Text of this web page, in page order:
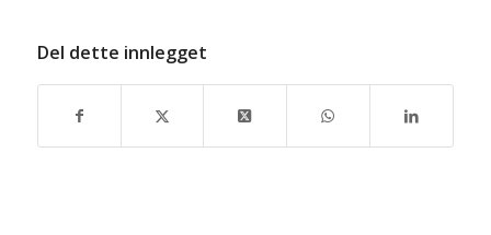
Del dette innlegget